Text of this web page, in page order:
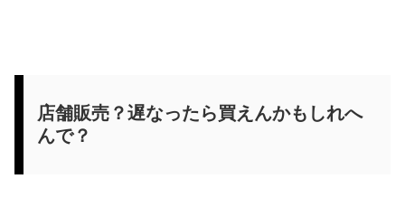
店舗販売？遅なったら買えんかもしれへ
んで？